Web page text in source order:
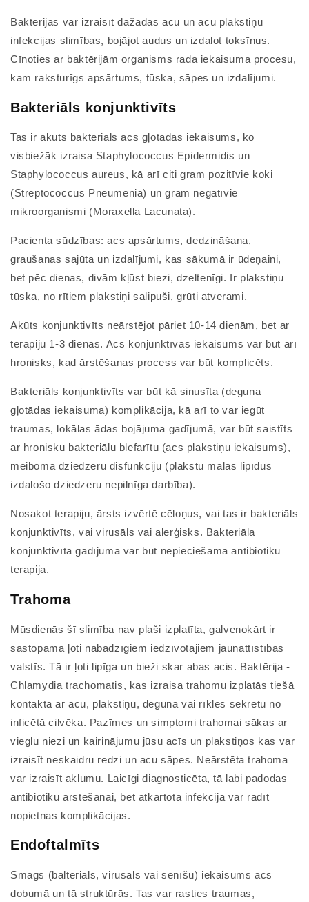
Baktērijas var izraisīt dažādas acu un acu plakstiņu
infekcijas slimības, bojājot audus un izdalot toksīnus.
Cīnoties ar baktērijām organisms rada iekaisuma procesu,
kam raksturīgs apsārtums, tūska, sāpes un izdalījumi.
Bakteriāls konjunktivīts
Tas ir akūts bakteriāls acs gļotādas iekaisums, ko
visbiežāk izraisa Staphylococcus Epidermidis un
Staphylococcus aureus, kā arī citi gram pozitīvie koki
(Streptococcus Pneumenia) un gram negatīvie
mikroorganismi (Moraxella Lacunata).
Pacienta sūdzības: acs apsārtums, dedzināšana,
graušanas sajūta un izdalījumi, kas sākumā ir ūdeņaini,
bet pēc dienas, divām kļūst biezi, dzeltenīgi. Ir plakstiņu
tūska, no rītiem plakstiņi salipuši, grūti atverami.
Akūts konjunktivīts neārstējot pāriet 10-14 dienām, bet ar
terapiju 1-3 dienās. Acs konjunktīvas iekaisums var būt arī
hronisks, kad ārstēšanas process var būt komplicēts.
Bakteriāls konjunktivīts var būt kā sinusīta (deguna
gļotādas iekaisuma) komplikācija, kā arī to var iegūt
traumas, lokālas ādas bojājuma gadījumā, var būt saistīts
ar hronisku bakteriālu blefarītu (acs plakstiņu iekaisums),
meiboma dziedzeru disfunkciju (plakstu malas lipīdus
izdalošo dziedzeru nepilnīga darbība).
Nosakot terapiju, ārsts izvērtē cēloņus, vai tas ir bakteriāls
konjunktivīts, vai virusāls vai alerģisks. Bakteriāla
konjunktivīta gadījumā var būt nepieciešama antibiotiku
terapija.
Trahoma
Mūsdienās šī slimība nav plaši izplatīta, galvenokārt ir
sastopama ļoti nabadzīgiem iedzīvotājiem jaunattīstības
valstīs. Tā ir ļoti lipīga un bieži skar abas acis. Baktērija -
Chlamydia trachomatis, kas izraisa trahomu izplatās tiešā
kontaktā ar acu, plakstiņu, deguna vai rīkles sekrētu no
inficētā cilvēka. Pazīmes un simptomi trahomai sākas ar
vieglu niezi un kairinājumu jūsu acīs un plakstiņos kas var
izraisīt neskaidru redzi un acu sāpes. Neārstēta trahoma
var izraisīt aklumu. Laicīgi diagnosticēta, tā labi padodas
antibiotiku ārstēšanai, bet atkārtota infekcija var radīt
nopietnas komplikācijas.
Endoftalmīts
Smags (balteriāls, virusāls vai sēnīšu) iekaisums acs
dobumā un tā struktūrās. Tas var rasties traumas,